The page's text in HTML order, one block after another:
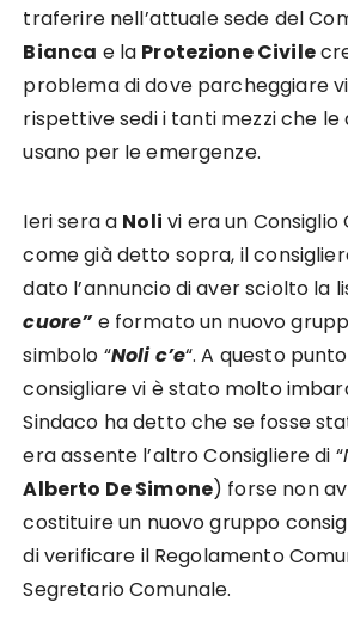
traferire nell’attuale sede del
Bianca e la Protezione Civile
problema di dove parcheggiare
rispettive sedi i tanti mezzi che le
usano per le emergenze.
Ieri sera a Noli vi era un Consiglio
come già detto sopra, il
dato l’annuncio di aver sciolto la
cuore”e formato un nuovo
simbolo “Noli c’e“. A questo
consigliare vi è stato molto
Sindaco ha detto che se fosse
era assente l’altro Consigliere di “
Alberto De Simone) forse non
costituire un nuovo gruppo
di verificare il Regolamento
Segretario Comunale.